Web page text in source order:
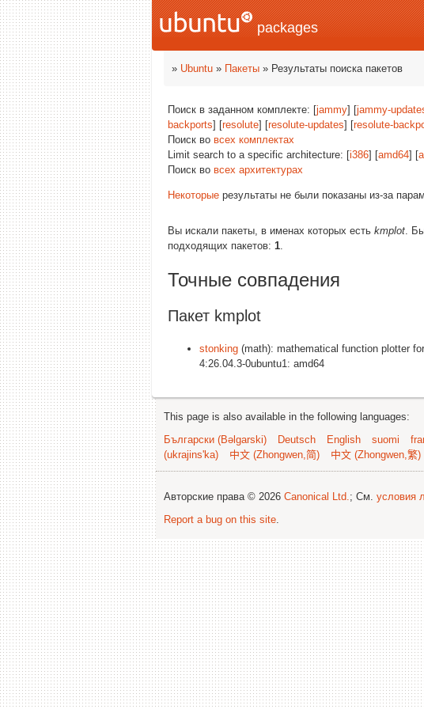
packages
» Ubuntu » Пакеты » Результаты поиска пакетов
Поиск в заданном комплекте: [jammy] [jammy-
backports] [resolute] [resolute-updates] [resolute-
Поиск во всех комплектах
Limit search to a specific architecture: [i386] [amd64] [
Поиск во всех архитектурах
Некоторые результаты не были показаны из-за
Вы искали пакеты, в именах которых есть kmplot.
подходящих пакетов: 1.
Точные совпадения
Пакет kmplot
stonking (math): mathematical function plotter
4:26.04.3-0ubuntu1: amd64
This page is also available in the following languages:
Български (Bəlgarski)
Deutsch English suomi
(ukrajins'ka)
中文 (Zhongwen,简) 中文 (Zhongwen,繁)
Авторские права © 2026 Canonical Ltd. ; См. условия
Report a bug on this site